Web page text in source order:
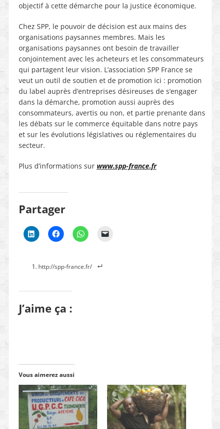
objectif à cette démarche pour la justice économique.
Chez SPP, le pouvoir de décision est aux mains des
organisations paysannes membres. Mais les
organisations paysannes ont besoin de travailler
conjointement avec les acheteurs et les consommateurs
qui partagent leur vision. L’association SPP France se
veut un outil de soutien et de promotion ici : promotion
du label auprès d’entreprises désireuses de s’engager
dans la démarche, promotion aussi auprès des
consommateurs, avertis ou non, et partie prenante dans
les débats sur le commerce équitable dans notre pays
et sur les évolutions législatives ou réglementaires du
secteur.
Plus d’informations sur www.spp-france.fr
Partager
http://spp-france.fr/
J’aime ça :
Vous aimerez aussi